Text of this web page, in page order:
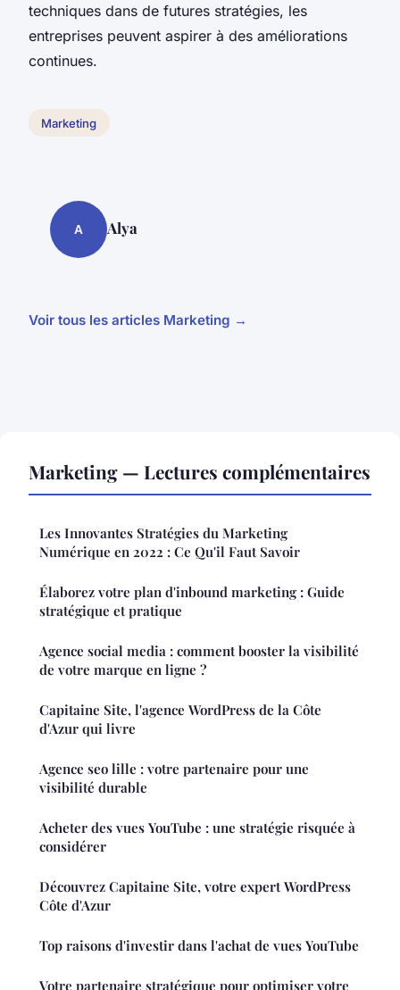
techniques dans de futures stratégies, les
entreprises peuvent aspirer à des améliorations
continues.
Marketing
A Alya
Voir tous les articles Marketing →
Marketing — Lectures complémentaires
Les Innovantes Stratégies du Marketing
Numérique en 2022 : Ce Qu'il Faut Savoir
Élaborez votre plan d'inbound marketing : Guide
stratégique et pratique
Agence social media : comment booster la visibilité
de votre marque en ligne ?
Capitaine Site, l'agence WordPress de la Côte
d'Azur qui livre
Agence seo lille : votre partenaire pour une
visibilité durable
Acheter des vues YouTube : une stratégie risquée à
considérer
Découvrez Capitaine Site, votre expert WordPress
Côte d'Azur
Top raisons d'investir dans l'achat de vues YouTube
Votre partenaire stratégique pour optimiser votre